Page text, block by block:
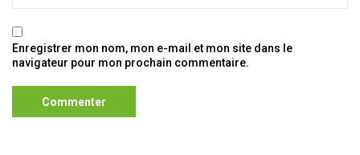
Enregistrer mon nom, mon e-mail et mon site dans le
navigateur pour mon prochain commentaire.